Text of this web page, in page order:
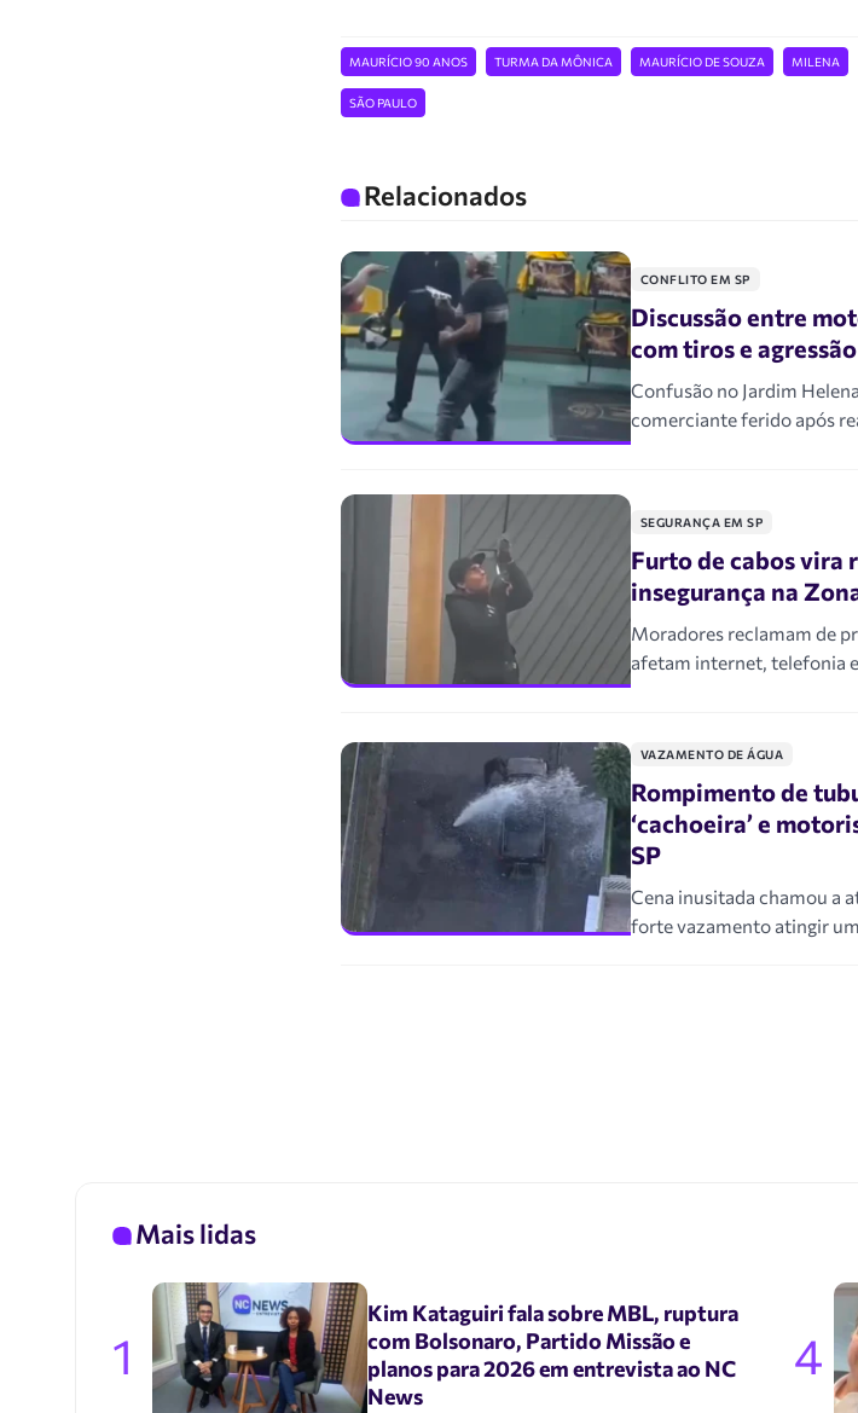
MAURÍCIO 90 ANOS TURMA DA MÔNICA MAURÍCIO DE SOUZA MILENA
SÃO PAULO
Relacionados
CONFLITO EM SP
Discussão entre
com tiros e
Confusão no Jardim
comerciante ferido após
SEGURANÇA EM SP
Furto de cabos vira
insegurança na
Moradores reclamam de
afetam internet, telefonia
VAZAMENTO DE ÁGUA
Rompimento de
‘cachoeira’ e
SP
Cena inusitada chamou a
forte vazamento atingir
Mais lidas
1
Kim Kataguiri fala sobre MBL, ruptura
com Bolsonaro, Partido Missão e
planos para 2026 em entrevista ao NC
News
4